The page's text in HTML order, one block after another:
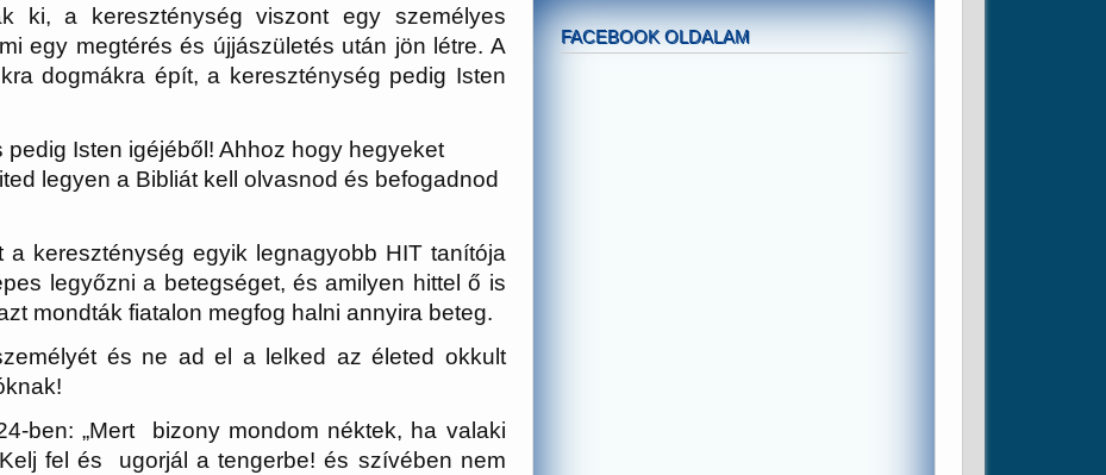
ki, a kereszténység viszont egy személyes
egy megtérés és újjászületés után jön létre. A
dogmákra épít, a kereszténység pedig Isten
Isten igéjéből! Ahhoz hogy hegyeket
legyen a Bibliát kell olvasnod és befogadnod
kereszténység egyik legnagyobb HIT tanítója
legyőzni a betegséget, és amilyen hittel ő is
mondták fiatalon megfog halni annyira beteg.
és ne ad el a lelked az életed okkult
ben: „Mert bizony mondom néktek, ha valaki
fel és ugorjál a tengerbe! és szívében nem
FACEBOOK OLDALAM